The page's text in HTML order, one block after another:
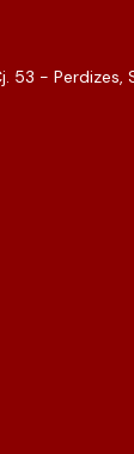
53 - Perdizes,